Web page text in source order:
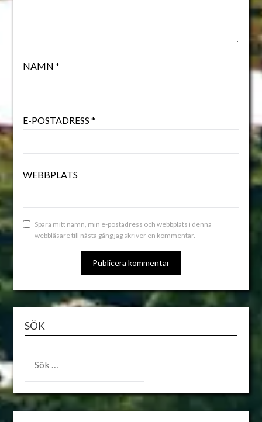
NAMN *
E-POSTADRESS *
WEBBPLATS
Spara mitt namn, min e-postadress och webbplats i denna
webbläsare till nästa gång jag skriver en kommentar.
ALTERNATIVE:
SÖK